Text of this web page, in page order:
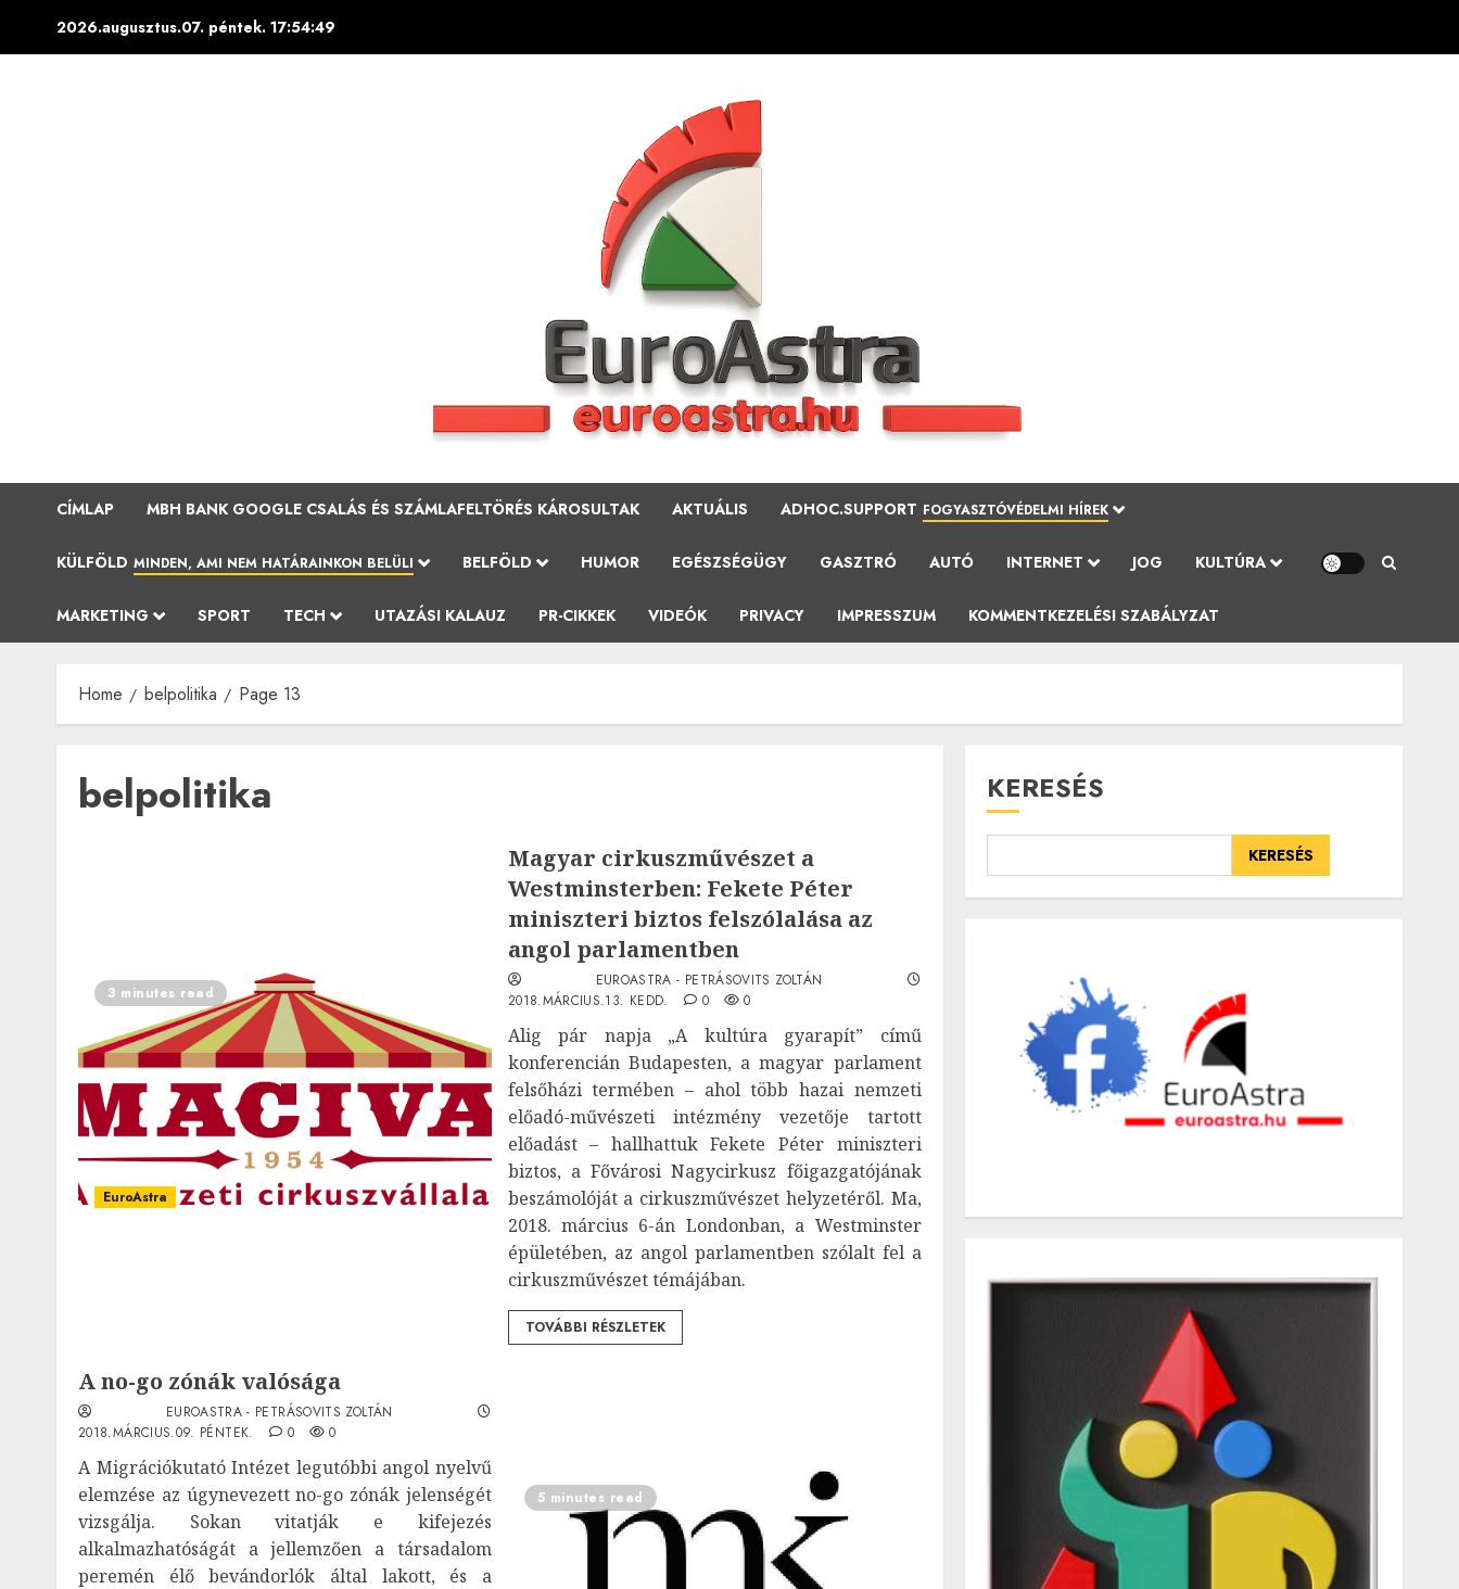
2026.augusztus.07. péntek. 17:54:50
CÍMLAP MBH BANK GOOGLE CSALÁS ÉS SZÁMLAFELTÖRÉS KÁROSULTAK AKTUÁLIS ADHOC.SUPPORT FOGYASZTÓVÉDELMI HÍREK
KÜLFÖLD MINDEN, AMI NEM HATÁRAINKON BELÜLI BELFÖLD HUMOR EGÉSZSÉGÜGY GASZTRÓ AUTÓ INTERNET JOG KULTÚRA
MARKETING SPORT TECH UTAZÁSI KALAUZ PR-CIKKEK VIDEÓK PRIVACY IMPRESSZUM KOMMENTKEZELÉSI SZABÁLYZAT
Home belpolitika Page 13
belpolitika
3 minutes read
EuroAstra
Magyar cirkuszművészet a
Westminsterben: Fekete Péter
miniszteri biztos felszólalása az
angol parlamentben
EUROASTRA - PETRÁSOVITS ZOLTÁN
2018.MÁRCIUS.13. KEDD.
0 0
Alig pár napja „A kultúra gyarapít” című
konferencián Budapesten, a magyar parlament
felsőházi termében – ahol több hazai nemzeti
előadó-művészeti intézmény vezetője tartott
előadást – hallhattuk Fekete Péter miniszteri
biztos, a Fővárosi Nagycirkusz főigazgatójának
beszámolóját a cirkuszművészet helyzetéről. Ma,
2018. március 6-án Londonban, a Westminster
épületében, az angol parlamentben szólalt fel a
cirkuszművészet témájában.
TOVÁBBI RÉSZLETEK
5 minutes read
A no-go zónák valósága
EUROASTRA - PETRÁSOVITS ZOLTÁN
2018.MÁRCIUS.09. PÉNTEK.
0 0
A Migrációkutató Intézet legutóbbi angol nyelvű
elemzése az úgynevezett no-go zónák jelenségét
vizsgálja. Sokan vitatják e kifejezés
alkalmazhatóságát a jellemzően a társadalom
peremén élő bevándorlók által lakott, és a
KERESÉS
KERESÉS